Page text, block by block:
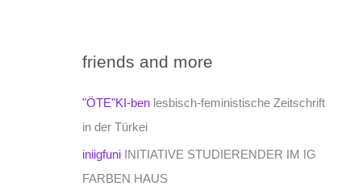
friends and more
"ÖTE"KI-ben lesbisch-feministische Zeitschrift
in der Türkei
iniigfuni INITIATIVE STUDIERENDER IM IG
FARBEN HAUS